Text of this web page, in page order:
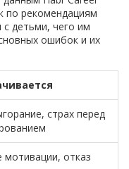
по рекомендациям
детьми, чего им
ошибок и их
страх перед
мотивации, отказ